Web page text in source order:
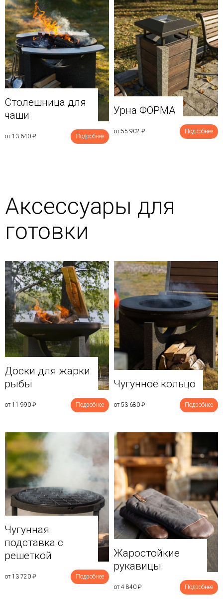
Столешница для
чаши
от 13 640 ₽ Подробнее
Урна ФОРМА
от 55 902 ₽ Подробнее
Аксессуары для
готовки
Доски для жарки
рыбы
от 11 990 ₽ Подробнее
Чугунное кольцо
от 53 680 ₽ Подробнее
Чугунная
подставка с
решеткой
от 13 720 ₽ Подробнее
Жаростойкие
рукавицы
от 4 840 ₽ Подробнее